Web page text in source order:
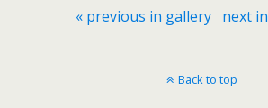
« previous in gallery next
Back to top